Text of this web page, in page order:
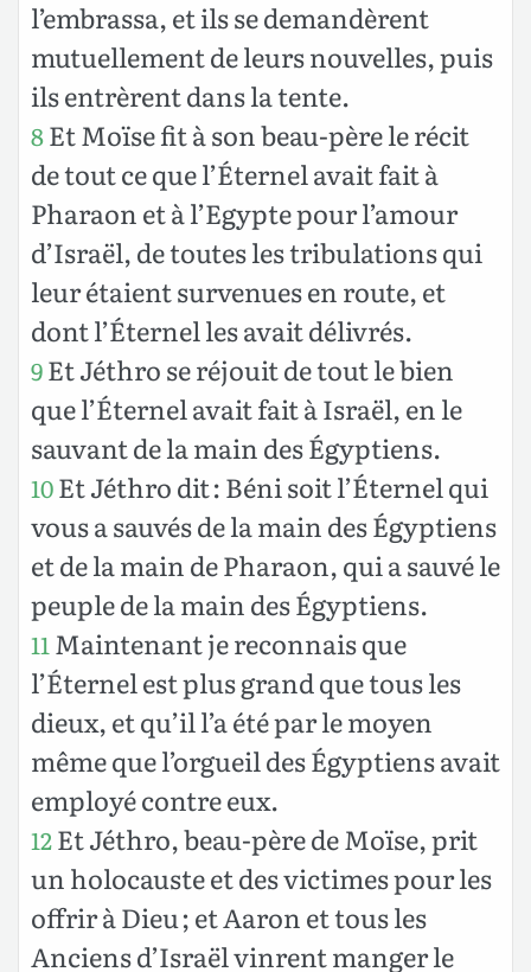
l’embrassa, et ils se demandèrent
mutuellement de leurs nouvelles, puis
ils entrèrent dans la tente.
8Et Moïse fit à son beau-père le récit
de tout ce que l’Éternel avait fait à
Pharaon et à l’Egypte pour l’amour
d’Israël, de toutes les tribulations qui
leur étaient survenues en route, et
dont l’Éternel les avait délivrés.
9Et Jéthro se réjouit de tout le bien
que l’Éternel avait fait à Israël, en le
sauvant de la main des Égyptiens.
10Et Jéthro dit : Béni soit l’Éternel qui
vous a sauvés de la main des Égyptiens
et de la main de Pharaon, qui a sauvé le
peuple de la main des Égyptiens.
11 Maintenant je reconnais que
l’Éternel est plus grand que tous les
dieux, et qu’il l’a été par le moyen
même que l’orgueil des Égyptiens avait
employé contre eux.
12Et Jéthro, beau-père de Moïse, prit
un holocauste et des victimes pour les
offrir à Dieu ; et Aaron et tous les
Anciens d’Israël vinrent manger le